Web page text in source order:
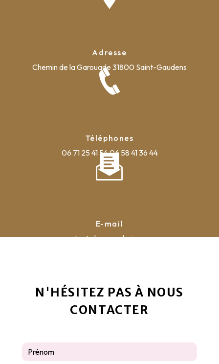
Adresse
Chemin de la Garouade 31800 Saint-Gaudens
Téléphones
06 71 25 41 5406 58 41 36 44
E-mail
contact@la-pyrauboise.com
N'HÉSITEZ PAS À NOUS
CONTACTER